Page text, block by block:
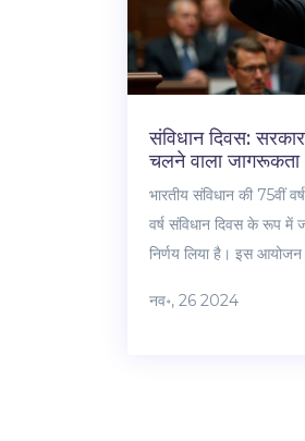
संविधान दिवस:
चलने वाला जागरूकता
भारतीय संविधान की 75वीं
वर्ष संविधान दिवस के रूप में
निर्णय लिया है। इस
जाएगी जहाँ आम नागरिक
नव॰, 26 2024